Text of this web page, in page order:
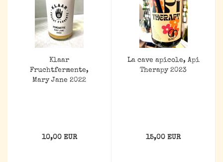
Klaar
Fruchtfermente,
Mary Jane 2022
10,00 EUR
La cave apicole, Api
Therapy 2023
15,00 EUR